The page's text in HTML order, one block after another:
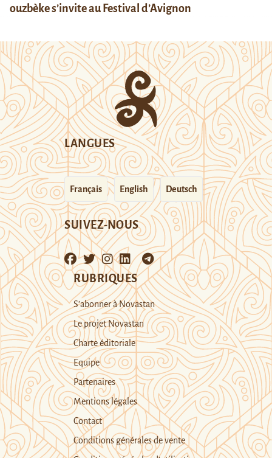
ouzbèke s’invite au Festival d’Avignon
LANGUES
Français English Deutsch
SUIVEZ-NOUS
RUBRIQUES
S’abonner à Novastan
Le projet Novastan
Charte éditoriale
Equipe
Partenaires
Mentions légales
Contact
Conditions générales de vente